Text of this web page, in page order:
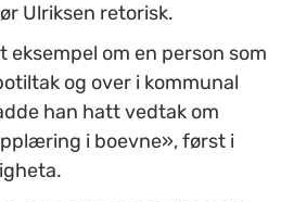
Ulriksen retorisk.
eksempel om en person som
og over i kommunal
han hatt vedtak om
i boevne», først i